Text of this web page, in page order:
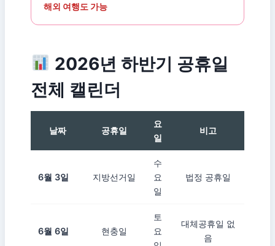
해외 여행도 가능
2026년 하반기 공휴일
전체 캘린더
날짜 공휴일
요
일
비고
6월 3일 지방선거일
수
요
일
법정 공휴일
6월 6일 현충일
토
요
대체공휴일 없
음